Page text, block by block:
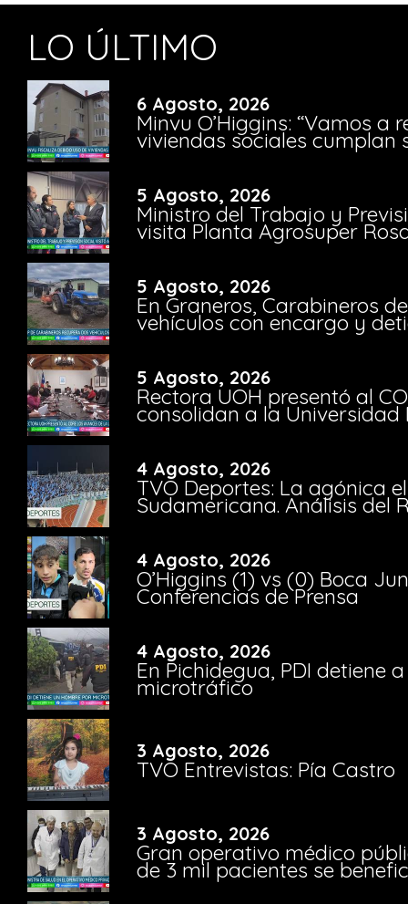
LO ÚLTIMO
6 Agosto, 2026
Minvu O’Higgins: “Vamos a
viviendas sociales cumplan
5 Agosto, 2026
Ministro del Trabajo y
visita Planta Agrosuper
5 Agosto, 2026
En Graneros, Carabineros
vehículos con encargo y
5 Agosto, 2026
Rectora UOH presentó al
consolidan a la Universidad
4 Agosto, 2026
TVO Deportes: La agónica
Sudamericana. Análisis del
4 Agosto, 2026
O’Higgins (1) vs (0) Boca
Conferencias de Prensa
4 Agosto, 2026
En Pichidegua, PDI detiene
microtráfico
3 Agosto, 2026
TVO Entrevistas: Pía Castro
3 Agosto, 2026
Gran operativo médico
de 3 mil pacientes se